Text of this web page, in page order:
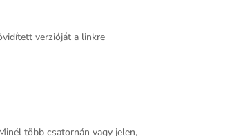
verzióját a linkre
több csatornán vagy jelen,